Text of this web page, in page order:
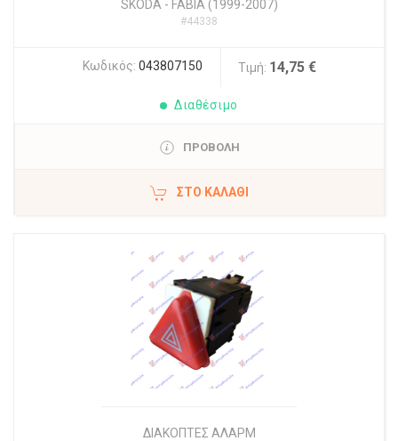
SKODA - FABIA (1999-2007)
#44338
Κωδικός: 043807150 Τιμή: 14,75 €
Διαθέσιμο
ΠΡΟΒΟΛΗ
ΣΤΟ ΚΑΛΆΘΙ
ΔΙΑΚΟΠΤΕΣ ΑΛΑΡΜ